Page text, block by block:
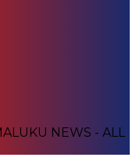
NEWS - ALL